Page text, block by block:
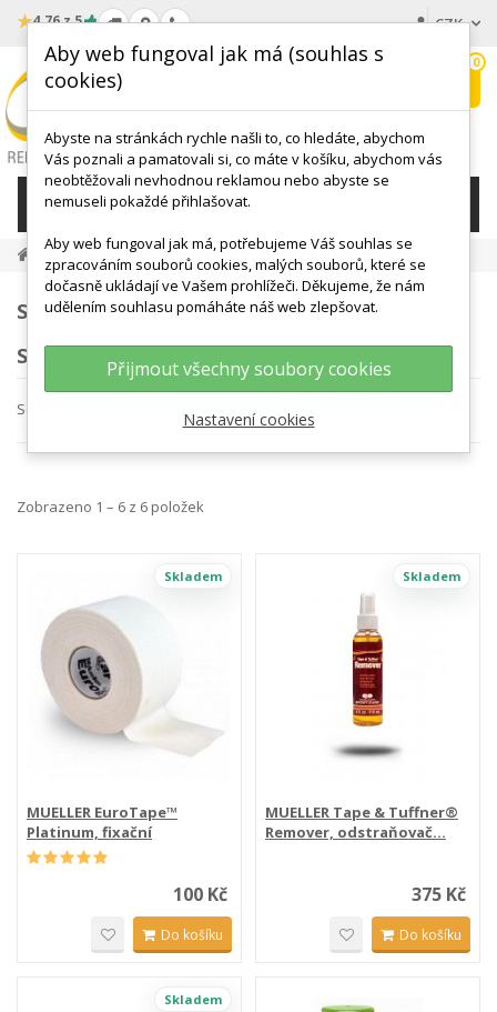
★4.76 z 5 CZK
wishlist
0
KATEGORIE
Mueller Sports Medicine
SEZNAM PRODUKTŮ VÝROBCE MUELLER
SPORTS MEDICINE
Seřadit podle
Zobrazeno 1 – 6 z 6 položek
Skladem
MUELLER EuroTape™
Platinum, fixační
tejpovací...
100 Kč
Do košíku
Skladem
MUELLER Tape & Tuffner®
Remover, odstraňovač...
375 Kč
Do košíku
Skladem
Aby web fungoval jak má (souhlas s
cookies)
Abyste na stránkách rychle našli to, co hledáte, abychom
Vás poznali a pamatovali si, co máte v košíku, abychom vás
neobtěžovali nevhodnou reklamou nebo abyste se
nemuseli pokaždé přihlašovat.
Aby web fungoval jak má, potřebujeme Váš souhlas se
zpracováním souborů cookies, malých souborů, které se
dočasně ukládají ve Vašem prohlížeči. Děkujeme, že nám
udělením souhlasu pomáháte náš web zlepšovat.
Přijmout všechny soubory cookies
Nastavení cookies